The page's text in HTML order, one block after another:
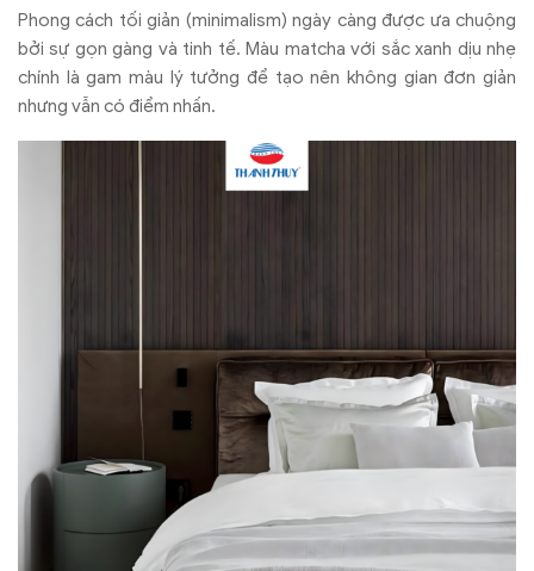
Phong cách tối giản (minimalism) ngày càng được ưa chuộng
bởi sự gọn gàng và tinh tế. Màu matcha với sắc xanh dịu nhẹ
chính là gam màu lý tưởng để tạo nên không gian đơn giản
nhưng vẫn có điểm nhấn.